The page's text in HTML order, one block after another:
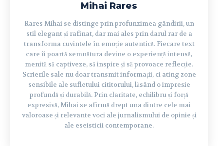
Mihai Rares
Rares Mihai se distinge prin profunzimea gândirii, un
stil elegant și rafinat, dar mai ales prin darul rar de a
transforma cuvintele în emoție autentică. Fiecare text
care îi poartă semnătura devine o experiență intensă,
menită să captiveze, să inspire și să provoace reflecție.
Scrierile sale nu doar transmit informații, ci ating zone
sensibile ale sufletului cititorului, lăsând o impresie
profundă și durabilă. Prin claritate, echilibru și forță
expresivă, Mihai se afirmă drept una dintre cele mai
valoroase și relevante voci ale jurnalismului de opinie și
ale eseisticii contemporane.